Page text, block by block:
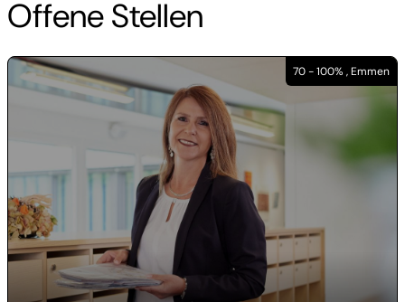
Offene Stellen
70 - 100% , Emmen